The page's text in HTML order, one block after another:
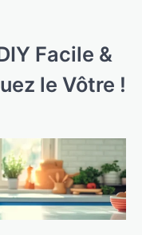
Facile &
le Vôtre !